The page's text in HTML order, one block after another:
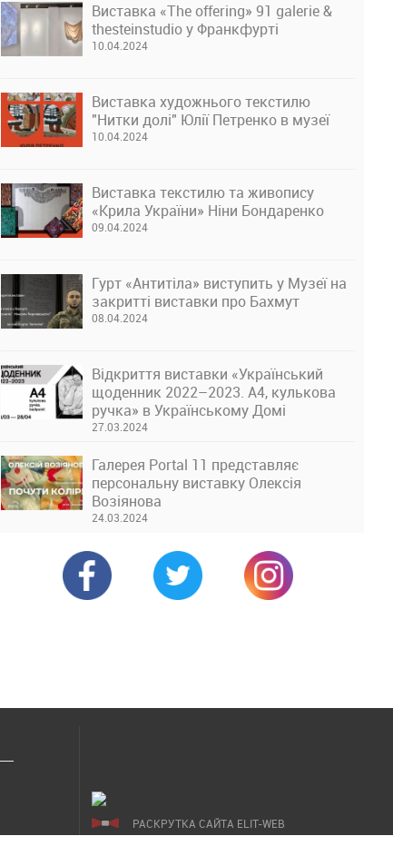
Виставка «The offering» 91 galerie &
thesteinstudio у Франкфурті
10.04.2024
Виставка художнього текстилю
"Нитки долі" Юлії Петренко в музеї
10.04.2024
Виставка текстилю та живопису
«Крила України» Ніни Бондаренко
09.04.2024
Гурт «Антитіла» виступить у Музеї на
закритті виставки про Бахмут
08.04.2024
Відкриття виставки «Український
щоденник 2022–2023. А4, кулькова
ручка» в Українському Домі
27.03.2024
Галерея Portal 11 представляє
персональну виставку Олексія
Возіянова
24.03.2024
РАСКРУТКА САЙТА ELIT-WEB